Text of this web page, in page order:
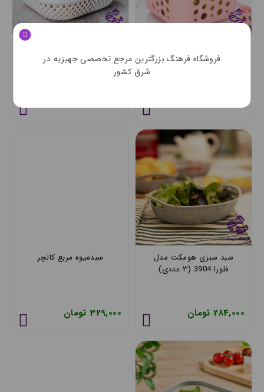
3169
سایز 16
سبد سبزی هومکت مدل
فلورا 3904 (۳ عددی)
284,000 تومان
سبدمیوه مربع کالچر
329,000 تومان
فروشگاه فرهنگ بزرگترین مرجع تخصصی جهیزیه در
شرق کشور